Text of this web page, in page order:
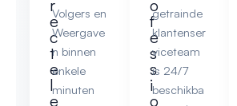
r
e
c
t
e
l
e
Volgers en
Weergave
n binnen
enkele
minuten
o
f
e
s
s
i
o
getrainde
klantenser
viceteam
is 24/7
beschikba